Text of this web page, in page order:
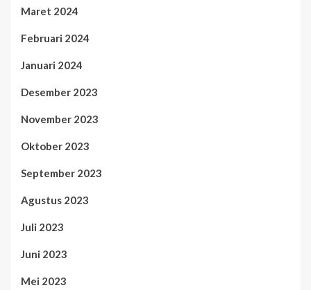
Maret 2024
Februari 2024
Januari 2024
Desember 2023
November 2023
Oktober 2023
September 2023
Agustus 2023
Juli 2023
Juni 2023
Mei 2023